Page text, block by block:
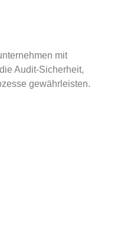
mit
Audit-Sicherheit,
gewährleisten.